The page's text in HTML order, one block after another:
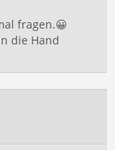
fragen.😀
die Hand